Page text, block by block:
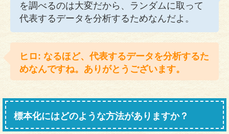
を調べるのは大変だから、ランダムに取って
代表するデータを分析するためなんだよ。
ヒロ: なるほど、代表するデータを分析するた
めなんですね。ありがとうございます。
標本化にはどのような方法がありますか？